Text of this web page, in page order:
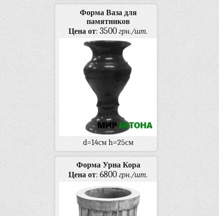
Форма Ваза для
памятников
Цена от:3500 грн./шт.
d=14см h=25см
Форма Урна Кора
Цена от:6800 грн./шт.